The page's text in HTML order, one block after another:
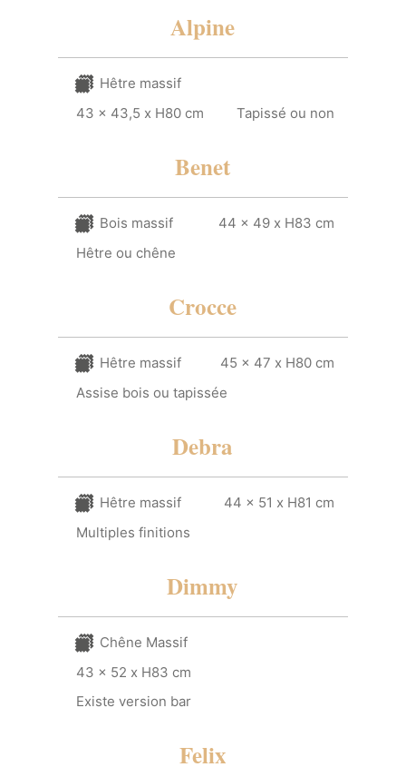
Alpine
Hêtre massif
43 x 43,5 x H80 cm
Tapissé ou non
Benet
Bois massif
44 x 49 x H83 cm
Hêtre ou chêne
Crocce
Hêtre massif
45 x 47 x H80 cm
Assise bois ou tapissée
Debra
Hêtre massif
44 x 51 x H81 cm
Multiples finitions
Dimmy
Chêne Massif
43 x 52 x H83 cm
Existe version bar
Felix